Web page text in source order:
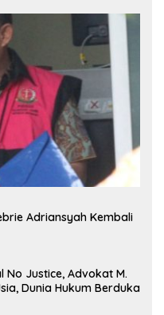
Adriansyah Kembali
No Justice, Advokat M.
Dunia Hukum Berduka